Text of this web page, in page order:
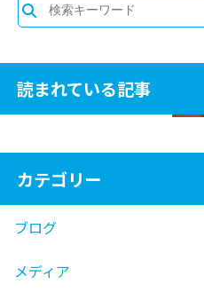
読まれている記事
カテゴリー
ブログ
メディア